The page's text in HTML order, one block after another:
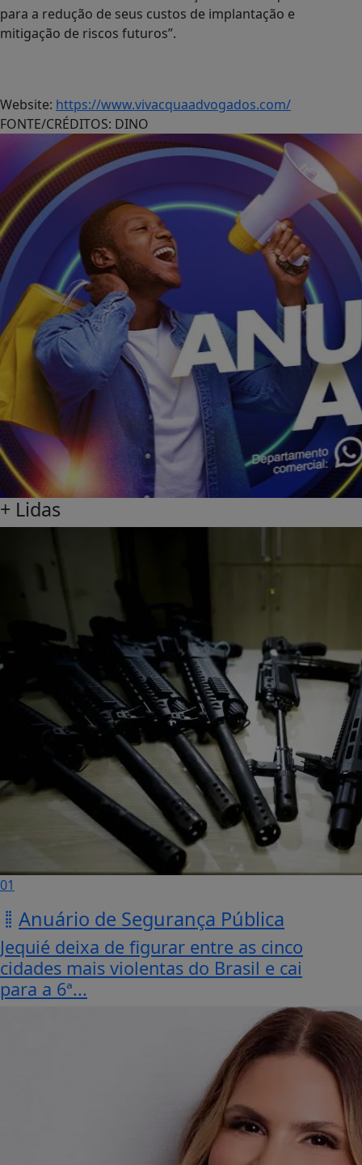
para a redução de seus custos de implantação e
mitigação de riscos futuros”.
Website: https://www.vivacquaadvogados.com/
FONTE/CRÉDITOS: DINO
+ Lidas
01
Anuário de Segurança Pública
Jequié deixa de figurar entre as cinco
cidades mais violentas do Brasil e cai
para a 6ª...